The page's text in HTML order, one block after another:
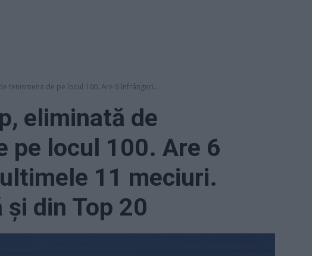
tenismena de pe locul 100. Are 6 înfrângeri...
eliminată de
pe locul 100. Are 6
11 meciuri.
și din Top 20